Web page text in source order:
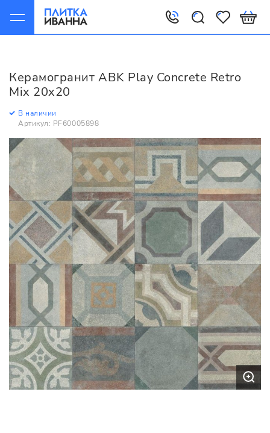
Керамогранит ABK Play Concrete Retro
Mix 20x20
В наличии
Артикул: PF60005898